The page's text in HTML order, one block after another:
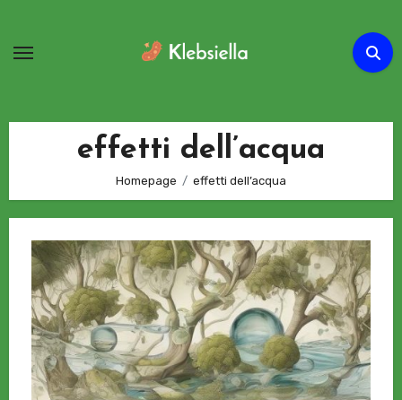
contenuto
effetti dell’acqua
Homepage effetti dell’acqua